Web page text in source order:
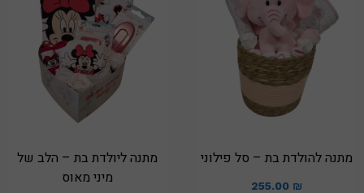
מתנה להולדת בת – סל פילוני
255.00 ₪
מתנה ליולדת בת – הלב של
מיני מאוס